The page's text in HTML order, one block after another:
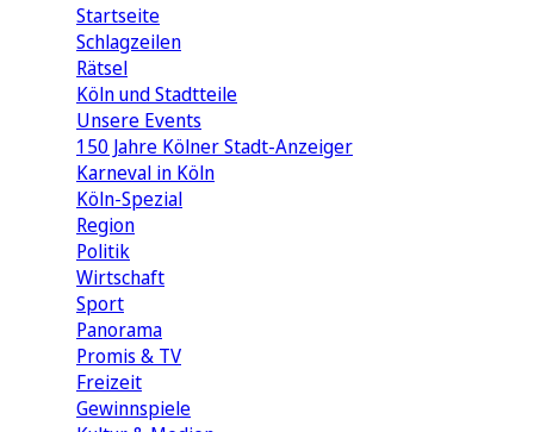
Startseite
Schlagzeilen
Rätsel
Köln und Stadtteile
Unsere Events
150 Jahre Kölner Stadt-Anzeiger
Karneval in Köln
Köln-Spezial
Region
Politik
Wirtschaft
Sport
Panorama
Promis & TV
Freizeit
Gewinnspiele